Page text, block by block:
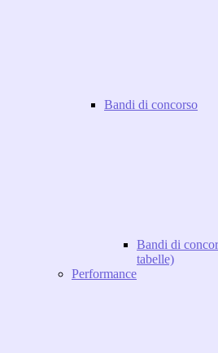
Bandi di concorso
Bandi di
tabelle)
Performance